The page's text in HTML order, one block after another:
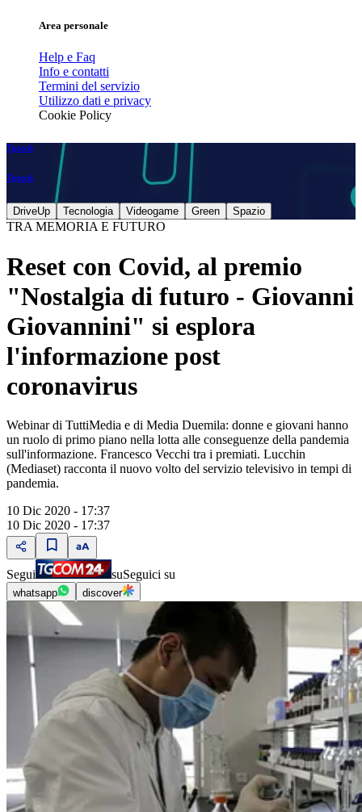
Area personale
Help e Faq
Info e contatti
Termini del servizio
Utilizzo dati e privacy
Cookie Policy
Tgtech
Tgtech
DriveUp Tecnologia Videogame Green Spazio
TRA MEMORIA E FUTURO
Reset con Covid, al premio
"Nostalgia di futuro - Giovanni
Giovannini" si esplora
l'informazione post
coronavirus
Webinar di TuttiMedia e di Media Duemila: donne e giovani hanno
un ruolo di primo piano nella lotta alle conseguenze della pandemia
sull'informazione. Francesco Vecchi tra i premiati. Lucchin
(Mediaset) racconta il nuovo volto del servizio televisivo in tempi di
pandemia.
10 Dic 2020 - 17:37
10 Dic 2020 - 17:37
Segui suSeguici su
whatsapp discover